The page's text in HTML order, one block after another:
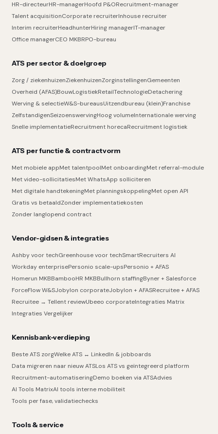
HR-directeurHR-managerHoofd P&ORecruitment-manager
Talent acquisitionCorporate recruiterInhouse recruiter
Interim recruiterHeadhunterHiring managerIT-manager
Office managerCEO MKBRPO-bureau
ATS per sector & doelgroep
Zorg / ziekenhuizenZiekenhuizenZorginstellingenGemeenten
Overheid (AFAS)BouwLogistiekRetailTechnologieDetachering
Werving & selectieW&S-bureausUitzendbureau (klein)Franchise
ZelfstandigenSeizoenswervingHoog volumeInternationale werving
Snelle implementatieRecruitment horecaRecruitment logistiek
ATS per functie & contractvorm
Met mobiele appMet talentpoolMet onboardingMet referral-module
Met video-sollicitatiesMet WhatsApp solliciteren
Met digitale handtekeningMet planningskoppelingMet open API
Gratis vs betaaldZonder implementatiekosten
Zonder langlopend contract
Vendor-gidsen & integraties
Ashby voor techGreenhouse voor techSmartRecruiters AI
Workday enterprisePersonio scale-upsPersonio + AFAS
Homerun MKBBambooHR MKBBullhorn staffingByner + Salesforce
ForceFlow W&SJobylon corporateJobylon + AFASRecruitee + AFAS
Recruitee → Tellent reviewUbeeo corporateIntegraties Matrix
Integraties Vergelijker
Kennisbank-verdieping
Beste ATS zorgWelke ATS ↔ LinkedIn & jobboards
Data migreren naar nieuw ATSLos ATS vs geïntegreerd platform
Recruitment-automatiseringDemo boeken via ATSAdvies
AI Tools MatrixAI tools interne mobiliteit
Tools per fase, validatiechecks
Tools & service